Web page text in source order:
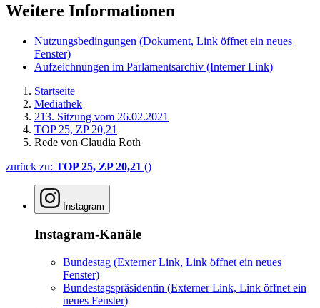
Weitere Informationen
Nutzungsbedingungen (Dokument, Link öffnet ein neues
Fenster)
Aufzeichnungen im Parlamentsarchiv (Interner Link)
Startseite
Mediathek
213. Sitzung vom 26.02.2021
TOP 25, ZP 20,21
Rede von Claudia Roth
zurück zu: TOP 25, ZP 20,21 ()
Instagram
Instagram-Kanäle
Bundestag (Externer Link, Link öffnet ein neues
Fenster)
Bundestagspräsidentin (Externer Link, Link öffnet ein
neues Fenster)